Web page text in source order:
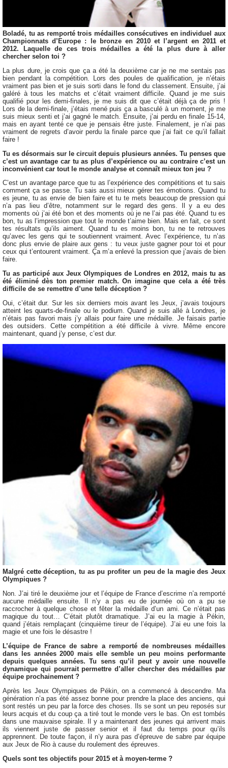
Boladé, tu as remporté trois médailles consécutives en individuel aux
Championnats d’Europe : le bronze en 2010 et l’argent en 2011 et
2012. Laquelle de ces trois médailles a été la plus dure à aller
chercher selon toi ?
La plus dure, je crois que ça a été la deuxième car je ne me sentais pas
bien pendant la compétition. Lors des poules de qualification, je n’étais
vraiment pas bien et je suis sorti dans le fond du classement. Ensuite, j’ai
galéré à tous les matchs et c’était vraiment difficile. Quand je me suis
qualifié pour les demi-finales, je me suis dit que c’était déjà ça de pris !
Lors de la demi-finale, j’étais mené puis ça a basculé à un moment, je me
suis mieux senti et j’ai gagné le match. Ensuite, j’ai perdu en finale 15-14,
mais en ayant tenté ce que je pensais être juste. Finalement, je n’ai pas
vraiment de regrets d’avoir perdu la finale parce que j’ai fait ce qu’il fallait
faire !
Tu es désormais sur le circuit depuis plusieurs années. Tu penses que
c’est un avantage car tu as plus d’expérience ou au contraire c’est un
inconvénient car tout le monde analyse et connaît mieux ton jeu ?
C’est un avantage parce que tu as l’expérience des compétitions et tu sais
comment ça se passe. Tu sais aussi mieux gérer tes émotions. Quand tu
es jeune, tu as envie de bien faire et tu te mets beaucoup de pression qui
n’a pas lieu d’être, notamment sur le regard des gens. Il y a eu des
moments où j’ai été bon et des moments où je ne l’ai pas été. Quand tu es
bon, tu as l’impression que tout le monde t’aime bien. Mais en fait, ce sont
tes résultats qu’ils aiment. Quand tu es moins bon, tu ne te retrouves
qu’avec les gens qui te soutiennent vraiment. Avec l’expérience, tu n’as
donc plus envie de plaire aux gens : tu veux juste gagner pour toi et pour
ceux qui t’entourent vraiment. Ça m’a enlevé la pression que j’avais de bien
faire.
Tu as participé aux Jeux Olympiques de Londres en 2012, mais tu as
été éliminé dès ton premier match. On imagine que cela a été très
difficile de se remettre d’une telle déception ?
Oui, c’était dur. Sur les six derniers mois avant les Jeux, j’avais toujours
atteint les quarts-de-finale ou le podium. Quand je suis allé à Londres, je
n’étais pas favori mais j’y allais pour faire une médaille. Je faisais partie
des outsiders. Cette compétition a été difficile à vivre. Même encore
maintenant, quand j’y pense, c’est dur.
Malgré cette déception, tu as pu profiter un peu de la magie des Jeux
Olympiques ?
Non. J’ai tiré le deuxième jour et l’équipe de France d’escrime n’a remporté
aucune médaille ensuite. Il n’y a pas eu de journée où on a pu se
raccrocher à quelque chose et fêter la médaille d’un ami. Ce n’était pas
magique du tout… C’était plutôt dramatique. J’ai eu la magie à Pékin,
quand j’étais remplaçant (cinquième tireur de l’équipe). J’ai eu une fois la
magie et une fois le désastre !
L’équipe de France de sabre a remporté de nombreuses médailles
dans les années 2000 mais elle semble un peu moins performante
depuis quelques années. Tu sens qu’il peut y avoir une nouvelle
dynamique qui pourrait permettre d’aller chercher des médailles par
équipe prochainement ?
Après les Jeux Olympiques de Pékin, on a commencé à descendre. Ma
génération n’a pas été assez bonne pour prendre la place des anciens, qui
sont restés un peu par la force des choses. Ils se sont un peu reposés sur
leurs acquis et du coup ça a tiré tout le monde vers le bas. On est tombés
dans une mauvaise spirale. Il y a maintenant des jeunes qui arrivent mais
ils viennent juste de passer senior et il faut du temps pour qu’ils
apprennent. De toute façon, il n’y aura pas d’épreuve de sabre par équipe
aux Jeux de Rio à cause du roulement des épreuves.
Quels sont tes objectifs pour 2015 et à moyen-terme ?